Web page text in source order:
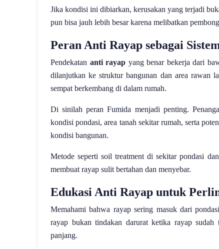
Jika kondisi ini dibiarkan, kerusakan yang terjadi
pun bisa jauh lebih besar karena melibatkan
Peran Anti Rayap sebagai
Pendekatan anti rayap yang benar bekerja dari
dilanjutkan ke struktur bangunan dan area rawan
sempat berkembang di dalam rumah.
Di sinilah peran Fumida menjadi penting.
kondisi pondasi, area tanah sekitar rumah, serta
kondisi bangunan.
Metode seperti soil treatment di sekitar pondasi
membuat rayap sulit bertahan dan menyebar.
Edukasi Anti Rayap untuk
Memahami bahwa rayap sering masuk dari
rayap bukan tindakan darurat ketika rayap
panjang.